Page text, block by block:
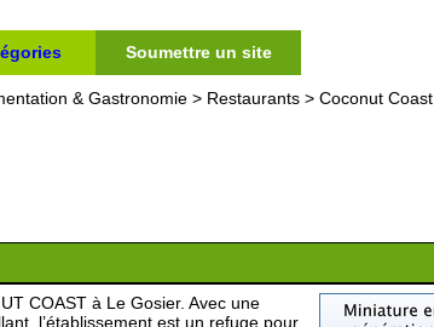
Soumettre un site
& Gastronomie > Restaurants > Coconut Coast
COAST à Le Gosier. Avec une
l’établissement est un refuge pour